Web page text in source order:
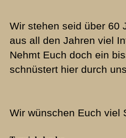
Wir stehen seid über 60
aus all den Jahren viel
Nehmt Euch doch ein
schnüstert hier durch
Wir wünschen Euch viel